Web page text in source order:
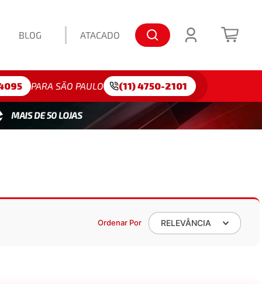
BLOG ATACADO
175/65R15
PARA SÃO PAULO (11) 4750-2101
Ordenar Por RELEVÂNCIA